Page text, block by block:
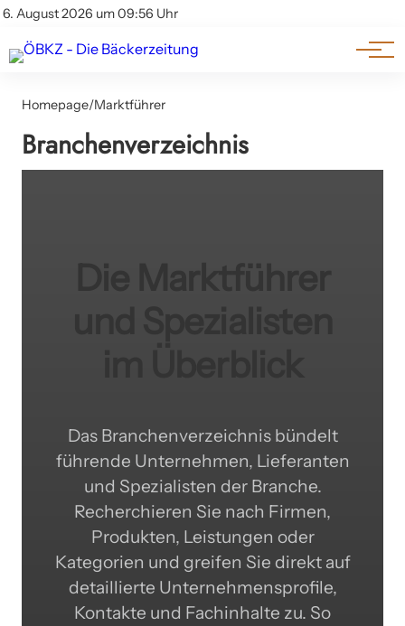
6. August 2026 um 09:56 Uhr
Impressum & Offenlegung
Am Wort
Genuss & Trends
Homepage/Marktführer
Branchenverzeichnis
Das Branchenverzeichnis bündelt
führende Unternehmen, Lieferanten
und Spezialisten der Branche.
Recherchieren Sie nach Firmen,
Produkten, Leistungen oder
Kategorien und greifen Sie direkt auf
detaillierte Unternehmensprofile,
Kontakte und Fachinhalte zu. So